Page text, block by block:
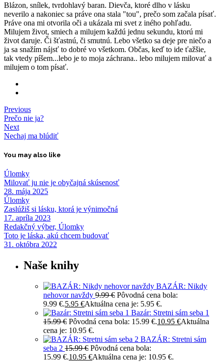
Blázon, snílek, tvrdohlavý baran. Dievča, ktoré dlho v lásku
neverilo a nakoniec sa práve ona stala "tou", prečo som začala písať.
Práve ona mi otvorila oči a ukázala mi svet z iného pohľadu.
Milujem život, smiech a milujem každú jednu sekundu, ktorú mi
život daruje. Či šťastnú, či smutnú. Lebo všetko sa deje pre niečo a
ja sa snažím nájsť to dobré vo všetkom. Občas, keď to ide ťažšie,
tak vtedy píšem...lebo je to moja záchrana.. lebo milujem milovať a
milujem o tom písať.
Previous
Prečo nie ja?
Next
Nechaj ma blúdiť
You may also like
Úlomky
Milovať ju nie je obyčajná skúsenosť
28. mája 2025
Úlomky
Zaslúžiš si lásku, ktorá je výnimočná
17. apríla 2023
Redakčný výber, Úlomky
Toto je láska, akú chcem budovať
31. októbra 2022
Naše knihy
BAZÁR: Nikdy
nehovor navždy 9.99€ Pôvodná cena bola:
9.99 €.5.95 €Aktuálna cena je: 5.95 €.
Bazár: Stretni sám seba 1
15.99€ Pôvodná cena bola: 15.99 €.10.95 €Aktuálna
cena je: 10.95 €.
BAZÁR: Stretni sám
seba 2 15.99€ Pôvodná cena bola:
15.99 €.10.95 €Aktuálna cena je: 10.95 €.